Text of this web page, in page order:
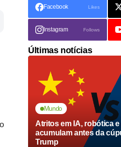
Facebook Likes
Instagram Follows
Últimas notícias
Mundo
Atritos em IA, robótica
acumulam antes da
Trump